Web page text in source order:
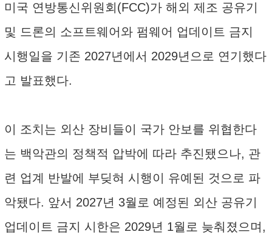
미국 연방통신위원회(FCC)가 해외 제조 공유기
및 드론의 소프트웨어와 펌웨어 업데이트 금지
시행일을 기존 2027년에서 2029년으로 연기했다
고 발표했다.
이 조치는 외산 장비들이 국가 안보를 위협한다
는 백악관의 정책적 압박에 따라 추진됐으나, 관
련 업계 반발에 부딪혀 시행이 유예된 것으로 파
악됐다. 앞서 2027년 3월로 예정된 외산 공유기
업데이트 금지 시한은 2029년 1월로 늦춰졌으며,